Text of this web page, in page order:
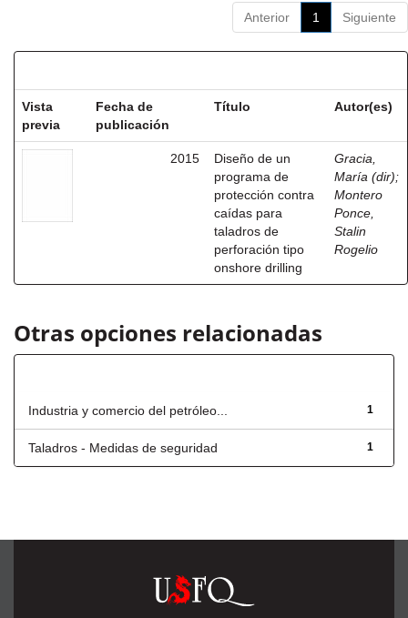
Anterior 1 Siguiente
Vista
previa
Fecha de
publicación
Título Autor(es)
2015
Diseño de un
programa de
protección contra
caídas para
taladros de
perforación tipo
onshore drilling
Gracia,
María (dir);
Montero
Ponce,
Stalin
Rogelio
Otras opciones relacionadas
1
Industria y comercio del petróleo...
1
Taladros - Medidas de seguridad